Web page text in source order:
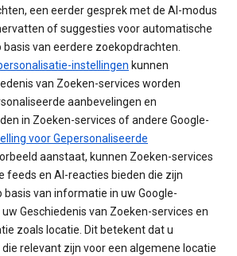
een eerder gesprek met de AI-modus
of suggesties voor automatische
basis van eerdere zoekopdrachten.
instellingen kunnen
van Zoeken-services worden
aanbevelingen en
in Zoeken-services of andere Google-
voor Gepersonaliseerde
aanstaat, kunnen Zoeken-services
feeds en AI-reacties bieden die zijn
basis van informatie in uw Google-
Geschiedenis van Zoeken-services en
zoals locatie. Dit betekent dat u
relevant zijn voor een algemene locatie